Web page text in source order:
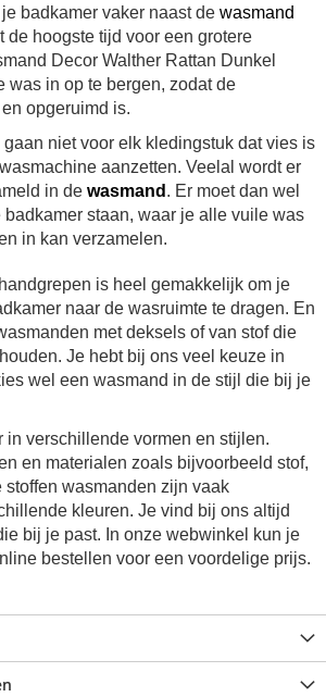
badkamer vaker naast de wasmand
de hoogste tijd voor een grotere
Decor Walther Rattan Dunkel
was in op te bergen, zodat de
opgeruimd is.
gaan niet voor elk kledingstuk dat vies is
aanzetten. Veelal wordt er
in de wasmand . Er moet dan wel
staan, waar je alle vuile was
in kan verzamelen.
is heel gemakkelijk om je
naar de wasruimte te dragen. En
met deksels of van stof die
Je hebt bij ons veel keuze in
wel een wasmand in de stijl die bij je
in verschillende vormen en stijlen.
en materialen zoals bijvoorbeeld stof,
stoffen wasmanden zijn vaak
kleuren. Je vind bij ons altijd
bij je past. In onze webwinkel kun je
bestellen voor een voordelige prijs.